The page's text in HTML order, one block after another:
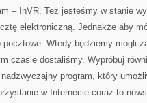
– InVR. Też jesteśmy w stanie
elektroniczną. Jednakże aby
Wtedy będziemy mogli
czasie dostaliśmy. Wypróbuj
program, który
w Internecie coraz to